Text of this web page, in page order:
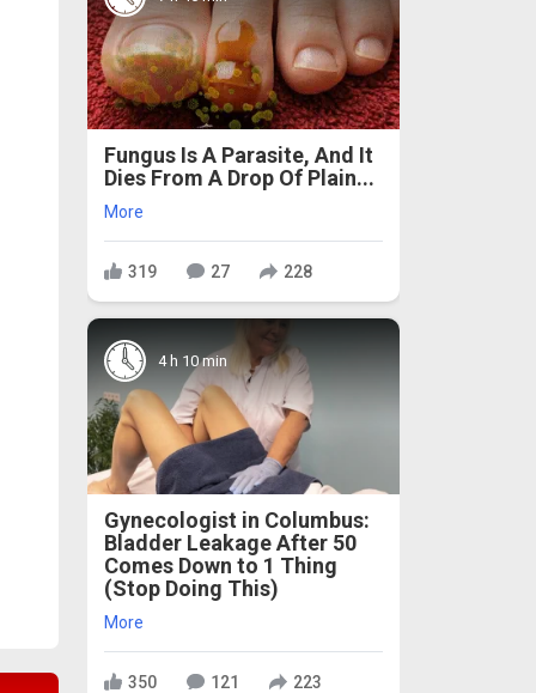
Fungus Is A Parasite, And It
Dies From A Drop Of Plain...
More
319 27 228
4 h 10 min
Gynecologist in Columbus:
Bladder Leakage After 50
Comes Down to 1 Thing
(Stop Doing This)
More
350 121 223